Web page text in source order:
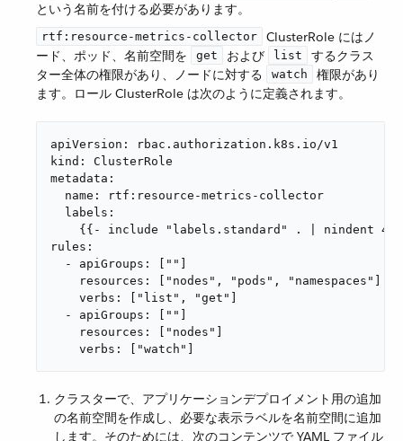
という名前を付ける必要があります。
rtf:resource-metrics-collector
​ ClusterRole にはノ
ード、ポッド、名前空間を ​
get ​ および ​ list
​ するクラス
ター全体の権限があり、ノードに対する ​
watch
​ 権限があり
ます。ロール ClusterRole は次のように定義されます。
apiVersion: rbac.authorization.k8s.io/v1
kind: ClusterRole
metadata:
  name: rtf:resource-metrics-collector
  labels:
{{- include "labels.standard" . | nindent 4
rules:
  - apiGroups: [""]
    resources: ["nodes", "pods", "namespaces"]
    verbs: ["list", "get"]
  - apiGroups: [""]
    resources: ["nodes"]
    verbs: ["watch"]
クラスターで、アプリケーションデプロイメント用の追加
の名前空間を作成し、必要な表示ラベルを名前空間に追加
します。そのためには、次のコンテンツで YAML ファイル